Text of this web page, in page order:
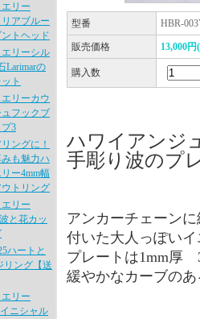
リー
アブルー
トヘッド
リーシル
Larimarの
ト
リーカウ
フックブ
3
ングに！
も魅力ハ
ー4mm幅
トリング
リー
と花カッ
ハートと
リング【送
リー
ニシャル
型番 HBR-
販売価格 13,000
購入数
ハワイアンジ
手彫り波のプ
アンカーチェーン
付いた大人っぽい
プレートは1mm厚
緩やかなカーブの